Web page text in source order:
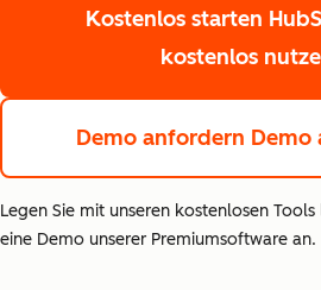
Kostenlos starten
kostenlos
Demo anfordern Demo
Legen Sie mit unseren kostenlosen
eine Demo unserer Premiumsoftware an.